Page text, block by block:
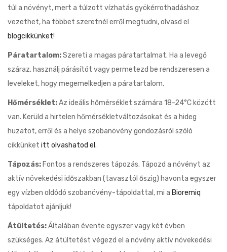
túl a növényt, mert a túlzott vízhatás gyökérrothadáshoz
vezethet, ha többet szeretnél erről megtudni, olvasd el
blogcikkünket!
Páratartalom:Szereti a magas páratartalmat. Ha a levegő
száraz, használj párásítót vagy permetezd be rendszeresen a
leveleket, hogy megemelkedjen a páratartalom.
Hőmérséklet:Az ideális hőmérséklet számára 18-24°C között
van. Kerüld a hirtelen hőmérsékletváltozásokat és a hideg
huzatot, erről és a helye szobanövény gondozásról szóló
cikkünket itt olvashatod el .
Tápozás: Fontos a rendszeres tápozás. Tápozd a növényt az
aktív növekedési időszakban (tavasztól őszig) havonta egyszer
egy vízben oldódó szobanövény-tápoldattal, mi a Bioremiq
tápoldatot ajánljuk!
Átültetés:Általában évente egyszer vagy két évben
szükséges. Az átültetést végezd el a növény aktív növekedési